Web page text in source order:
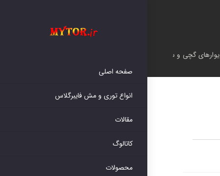
صفحه اصلی
انواع توری و مش فایبرگلاس
مقالات
کاتالوگ
محصولات
گچی و سیمانی